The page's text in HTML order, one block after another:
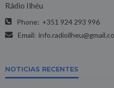
Rádio Ilhéu
Phone: +351 924 293 996
Email:
NOTICIAS RECENTES